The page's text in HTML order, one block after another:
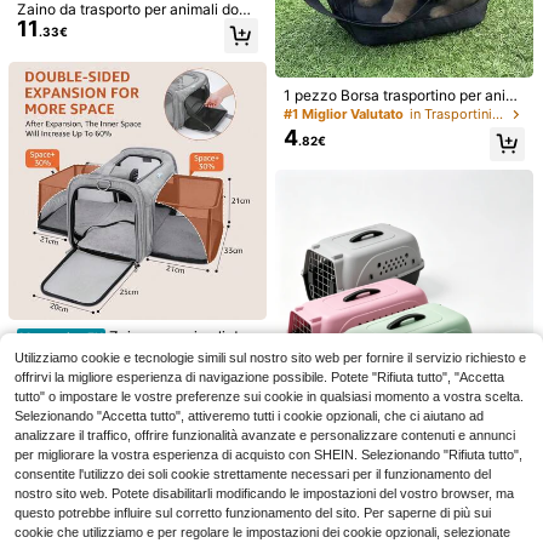
domestici di grande capacità e port
atile
PETSIN
PETSIN Zaino carino per cani - Zai
no portatile e traspirante con cinghi
e regolabili per gatti e cani, da indos
sare a tracolla o a spalla, articoli per
animali domestici | Accessori di per
cani
8.53€
Zaino da trasporto per animali dome
stici con capacità di 16 libbre/7,5 k
g, regolabile, adatto per cani e gatti
11.33€
Borsa da trasporto per animali dome
stici universale, borsa a spalla per c
ani piccoli, borsa a spalla per gatti,
borsa a tracolla per gatti, borsa da tr
asporto per gatti per uso esterno
6.36€ -1% 6.48€
Zaino da trasporto per animali dom
estici con capacità di 16 libbre/7,5
kg, regolabile, adatto per cani e gat
ti di piccola taglia, borsa da viaggio
traspirante e pieghevole per Teddy,
Pomerania, gattini
11.33€
Magazzino EU Zaino per animali dom
estici9 left
52.99€
4-7 giorni lavorativi
1 pezzo Borsa trasportino per anim
ali in rete traspirante con cerniera,
manico regolabile, borsa per cani di
piccola taglia, borsa per gatti, zaino
#1 Miglior Valutato
in Trasportini morbidi per animali domestici
13 left
#1 Miglior Valutato
in Trasportini morbidi per animali domestici
13 left
#1 Miglior Valutato
in Trasportini morbidi per animali domestici
13 left
in Trasportini morbidi per animali domestici
4.82€
Magazzino EU 1 pezzo Trasportino p
Utilizziamo cookie e tecnologie simili sul nostro sito web per fornire il servizio richiesto e
offrirvi la migliore esperienza di navigazione possibile. Potete "Rifiuta tutto", "Accetta
tutto" o impostare le vostre preferenze sui cookie in qualsiasi momento a vostra scelta.
Selezionando "Accetta tutto", attiveremo tutti i cookie opzionali, che ci aiutano ad
analizzare il traffico, offrire funzionalità avanzate e personalizzare contenuti e annunci
per migliorare la vostra esperienza di acquisto con SHEIN. Selezionando "Rifiuta tutto",
consentite l'utilizzo dei soli cookie strettamente necessari per il funzionamento del
nostro sito web. Potete disabilitarli modificando le impostazioni del vostro browser, ma
questo potrebbe influire sul corretto funzionamento del sito. Per saperne di più sui
cookie che utilizziamo e per regolare le impostazioni dei cookie opzionali, selezionate